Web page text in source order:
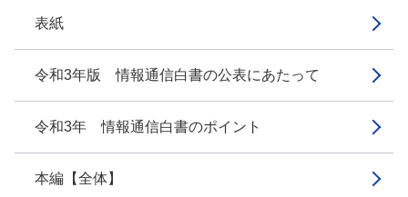
表紙
令和3年版 情報通信白書の公表にあたって
令和3年 情報通信白書のポイント
本編【全体】